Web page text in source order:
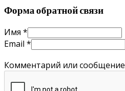
Форма обратной связи
Имя *
Email *
Комментарий или сообщение